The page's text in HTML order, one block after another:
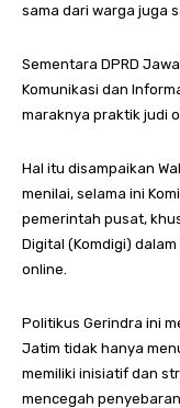
sama dari warga juga
Sementara DPRD
Komunikasi dan
maraknya praktik judi
Hal itu disampaikan
menilai, selama ini
pemerintah pusat,
Digital (Komdigi)
online.
Politikus Gerindra ini
Jatim tidak hanya
memiliki inisiatif dan
mencegah